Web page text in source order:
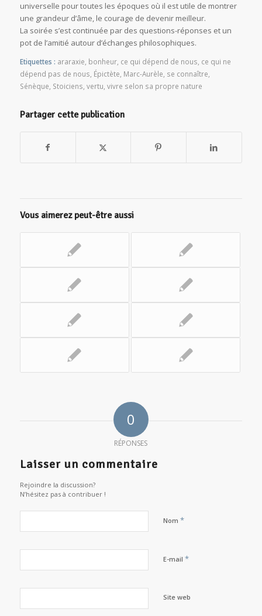
universelle pour toutes les époques où il est utile de montrer
une grandeur d’âme, le courage de devenir meilleur.
La soirée s’est continuée par des questions-réponses et un
pot de l’amitié autour d’échanges philosophiques.
Etiquettes : araraxie bonheur, ce qui dépend de nous ce qui ne
dépend pas de nous Épictète Marc-Aurèle se connaître
Sénèque Stoiciens vertu vivre selon sa propre nature
Partager cette publication
Vous aimerez peut-être aussi
0
RÉPONSES
Laisser un commentaire
Rejoindre la discussion?
N’hésitez pas à contribuer !
Nom *
E-mail *
Site web